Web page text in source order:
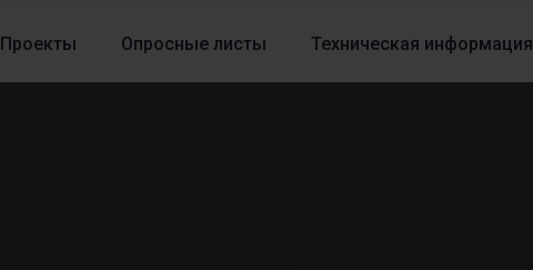
Проекты Опросные листы Техническая информация